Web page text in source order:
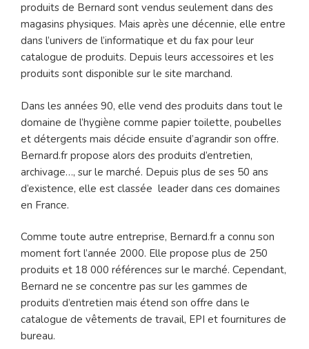
produits de Bernard sont vendus seulement dans des
magasins physiques. Mais après une décennie, elle entre
dans l’univers de l’informatique et du fax pour leur
catalogue de produits. Depuis leurs accessoires et les
produits sont disponible sur le site marchand.
Dans les années 90, elle vend des produits dans tout le
domaine de l’hygiène comme papier toilette, poubelles
et détergents mais décide ensuite d’agrandir son offre.
Bernard.fr propose alors des produits d’entretien,
archivage…, sur le marché. Depuis plus de ses 50 ans
d’existence, elle est classée leader dans ces domaines
en France.
Comme toute autre entreprise, Bernard.fr a connu son
moment fort l’année 2000. Elle propose plus de 250
produits et 18 000 références sur le marché. Cependant,
Bernard ne se concentre pas sur les gammes de
produits d’entretien mais étend son offre dans le
catalogue de vêtements de travail, EPI et fournitures de
bureau.